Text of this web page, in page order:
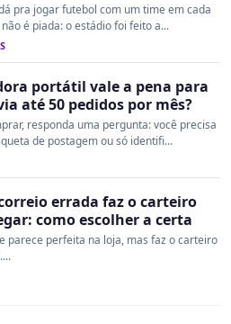
pra jogar futebol com um time em cada
é piada: o estádio foi feito a...
portátil vale a pena para
até 50 pedidos por mês?
responda uma pergunta: você precisa
de postagem ou só identifi...
errada faz o carteiro
como escolher a certa
parece perfeita na loja, mas faz o carteiro